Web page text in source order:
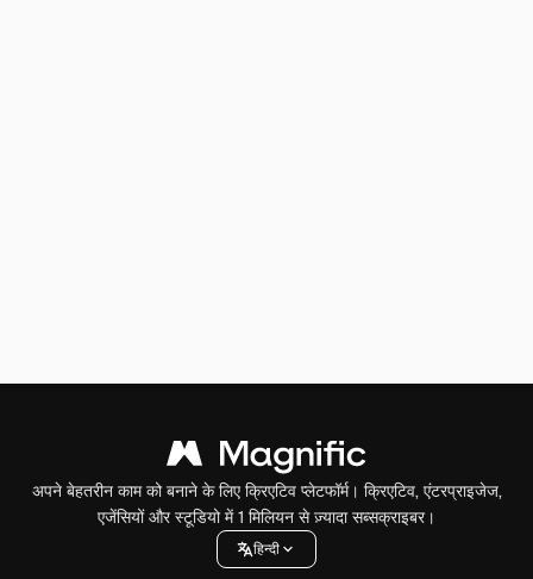
अपने बेहतरीन काम को बनाने के लिए क्रिएटिव प्लेटफॉर्म। क्रिएटिव, एंटरप्राइजेज,
एजेंसियों और स्टूडियो में 1 मिलियन से ज़्यादा सब्सक्राइबर।
हिन्दी